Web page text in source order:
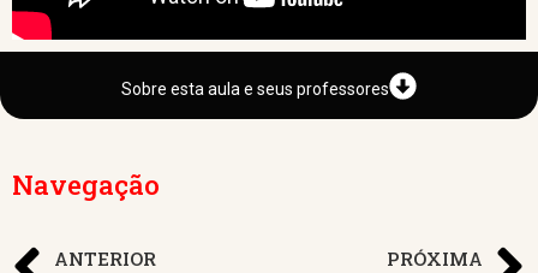
Sobre esta aula e seus professores
Navegação
ANTERIOR PRÓXIMA